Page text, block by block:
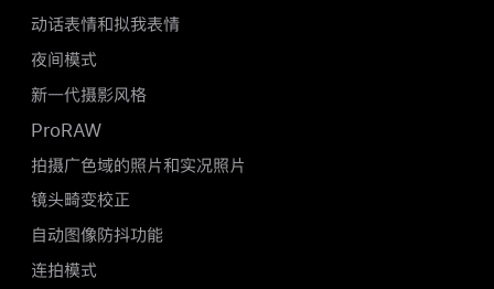
动话表情和拟我表情
夜间模式
新一代摄影风格
ProRAW
拍摄广色域的照片和实况照片
镜头畸变校正
自动图像防抖功能
连拍模式